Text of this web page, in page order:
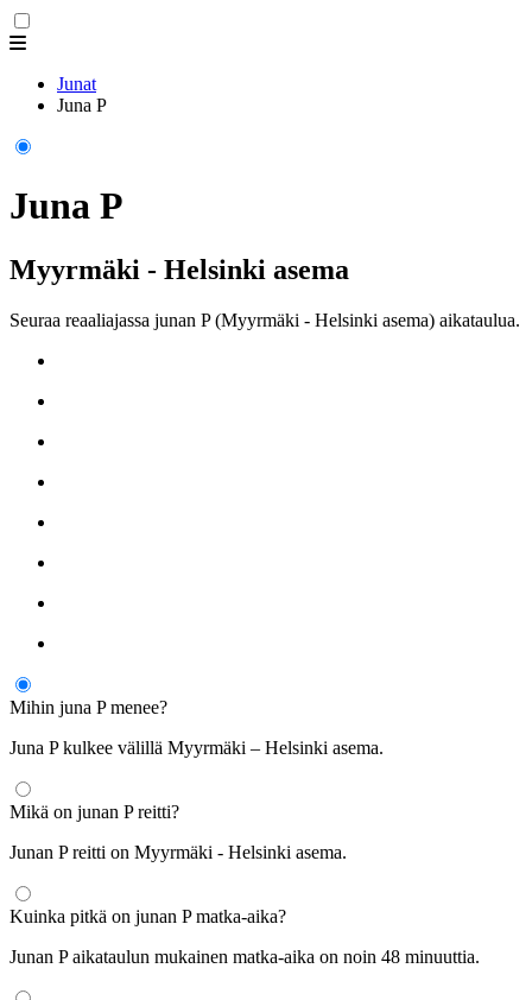
Junat
Juna P
Juna P
Myyrmäki - Helsinki asema
Seuraa reaaliajassa junan P (Myyrmäki - Helsinki asema) aikataulua.
Mihin juna P menee?
Juna P kulkee välillä Myyrmäki – Helsinki asema.
Mikä on junan P reitti?
Junan P reitti on Myyrmäki - Helsinki asema.
Kuinka pitkä on junan P matka-aika?
Junan P aikataulun mukainen matka-aika on noin 48 minuuttia.